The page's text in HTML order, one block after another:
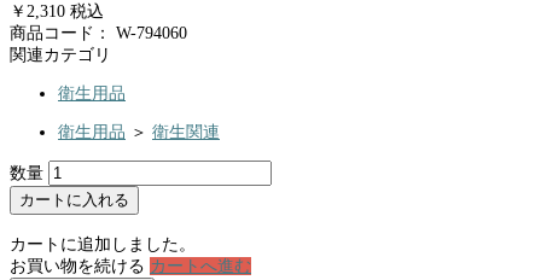
￥2,310 税込
商品コード： W-794060
関連カテゴリ
衛生用品
衛生用品 ＞ 衛生関連
数量
カートに入れる
カートに追加しました。
お買い物を続ける カートへ進む